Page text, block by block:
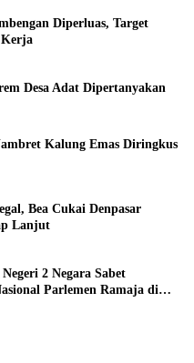
Diperluas, Target
Kerja
Desa Adat Dipertanyakan
Kalung Emas Diringkus
Bea Cukai Denpasar
Lanjut
2 Negara Sabet
Parlemen Ramaja di